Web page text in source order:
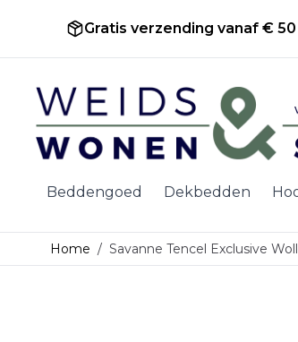
Gratis verzending vanaf € 50
Ga naar de inhoud
Beddengoed Dekbedden
Home / Savanne Tencel Exclusive